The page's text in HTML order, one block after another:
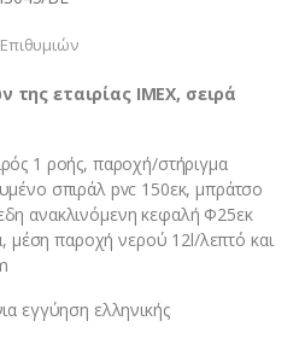
της εταιρίας ΙΜΕΧ, σειρά
1 ροής, παροχή/στήριγμα
σπιράλ pvc 150εκ, μπράτσο
ανακλινόμενη κεφαλή Φ25εκ
μέση παροχή νερού 12l/λεπτό και
εγγύηση ελληνικής